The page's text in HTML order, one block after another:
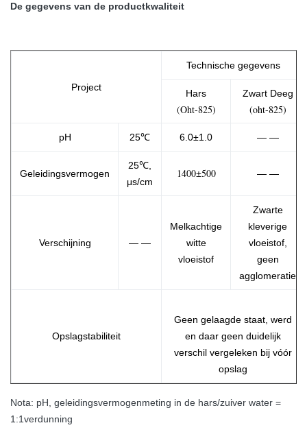
De gegevens van de productkwaliteit
Project
Technische gegevens
Hars
(Oht-825)
Zwart Deeg
(oht-825)
pH 25℃ 6.0±1.0 — —
Geleidingsvermogen
25℃,
μs/cm
1400±500 — —
Verschijning — —
Melkachtige
witte
vloeistof
Zwarte
kleverige
vloeistof,
geen
agglomeratie
Opslagstabiliteit
Geen gelaagde staat, werd
en daar geen duidelijk
verschil vergeleken bij vóór
opslag
Nota: pH, geleidingsvermogenmeting in de hars/zuiver water =
1:1verdunning